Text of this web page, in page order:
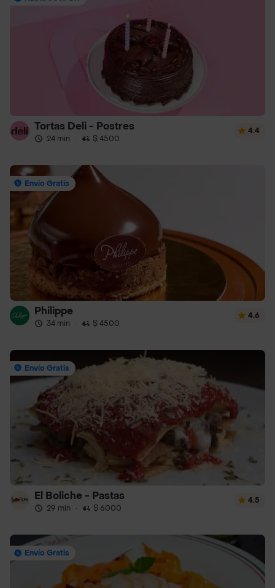
Tortas Deli - Postres
24 min · $ 4500
4.4
Envío Gratis
Philippe
34 min · $ 4500
4.6
Envío Gratis
El Boliche - Pastas
29 min · $ 6000
4.5
Envío Gratis